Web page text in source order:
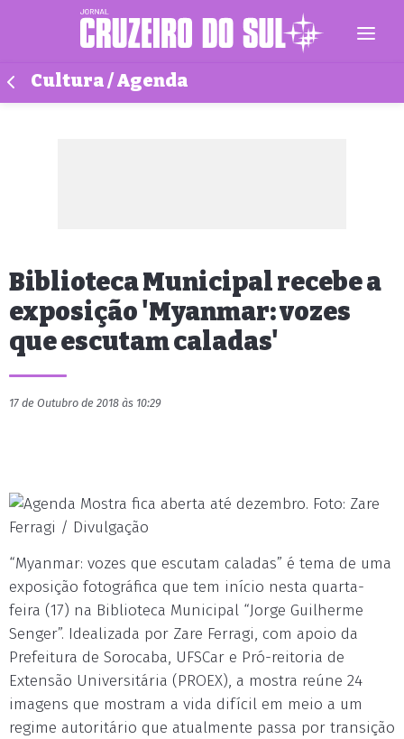
Cultura / Agenda
Biblioteca Municipal recebe a
exposição 'Myanmar: vozes
que escutam caladas'
17 de Outubro de 2018 às 10:29
Mostra fica aberta até dezembro. Foto: Zare
Ferragi / Divulgação
“Myanmar: vozes que escutam caladas” é tema de uma
exposição fotográfica que tem início nesta quarta-
feira (17) na Biblioteca Municipal “Jorge Guilherme
Senger”. Idealizada por Zare Ferragi, com apoio da
Prefeitura de Sorocaba, UFSCar e Pró-reitoria de
Extensão Universitária (PROEX), a mostra reúne 24
imagens que mostram a vida difícil em meio a um
regime autoritário que atualmente passa por transição